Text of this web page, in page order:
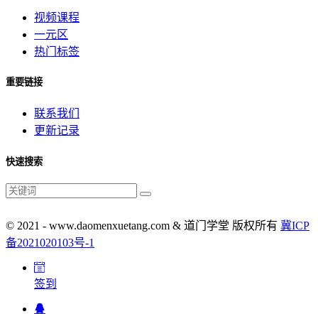
视频课程
一元区
热门标签
重要链接
联系我们
更新记录
快速搜索
© 2021 - www.daomenxuetang.com & 道门学堂 版权所有 冀ICP
备2021020103号-1
签到